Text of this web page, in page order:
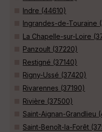
Indre (44610)
Ingrandes-de-Touraine
La Chapelle-sur-Loire
Panzoult (37220)
Restigné (37140)
Rigny-Ussé (37420)
Rivarennes (37190)
Rivière (37500)
Saint-Aignan-Grandlieu
Saint-Benoît-la-Forêt